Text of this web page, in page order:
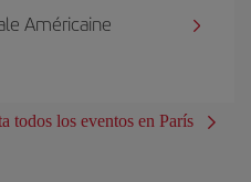
Américaine
todos los eventos en París